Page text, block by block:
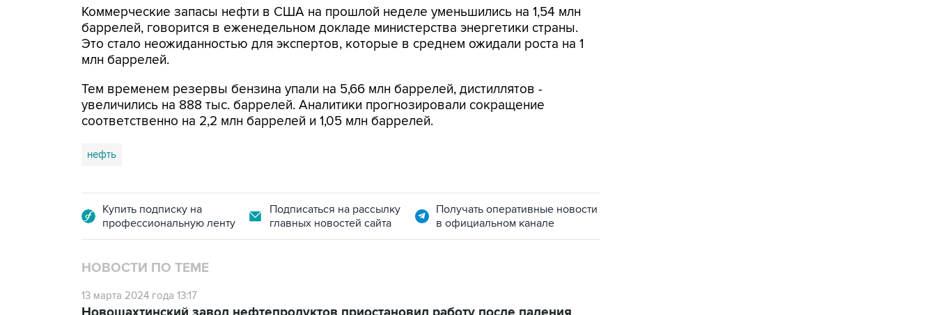
Коммерческие запасы нефти в США на прошлой неделе уменьшились на 1,54 млн
баррелей, говорится в еженедельном докладе министерства энергетики страны.
Это стало неожиданностью для экспертов, которые в среднем ожидали роста на 1
млн баррелей.
Тем временем резервы бензина упали на 5,66 млн баррелей, дистиллятов -
увеличились на 888 тыс. баррелей. Аналитики прогнозировали сокращение
соответственно на 2,2 млн баррелей и 1,05 млн баррелей.
нефть
Купить подписку на
профессиональную ленту
Подписаться на рассылку
главных новостей сайта
Получать оперативные новости
в официальном канале
НОВОСТИ ПО ТЕМЕ
13 марта 2024 года 13:17